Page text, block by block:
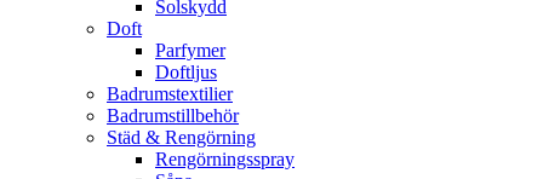
Solskydd
Doft
Parfymer
Doftljus
Badrumstextilier
Badrumstillbehör
Städ & Rengörning
Rengörningsspray